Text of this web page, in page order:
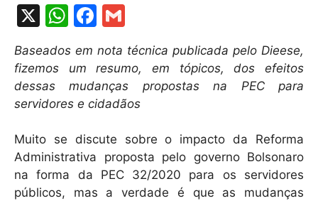
X
W
at
s
A
p
p
F
c
e
b
o
o
k
m
ai
l
Baseados em nota técnica publicada pelo Dieese,
fizemos um resumo, em tópicos, dos efeitos
dessas mudanças propostas na PEC para
servidores e cidadãos
Muito se discute sobre o impacto da Reforma
Administrativa proposta pelo governo Bolsonaro
na forma da PEC 32/2020 para os servidores
públicos, mas a verdade é que as mudanças